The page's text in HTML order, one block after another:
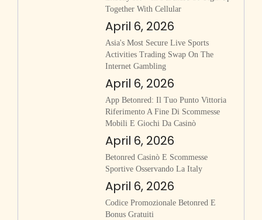
Together With Cellular
April 6, 2026
Asia's Most Secure Live Sports
Activities Trading Swap On The
Internet Gambling
April 6, 2026
App Betonred: Il Tuo Punto Vittoria
Riferimento A Fine Di Scommesse
Mobili E Giochi Da Casinò
April 6, 2026
Betonred Casinò E Scommesse
Sportive Osservando La Italy
April 6, 2026
Codice Promozionale Betonred E
Bonus Gratuiti